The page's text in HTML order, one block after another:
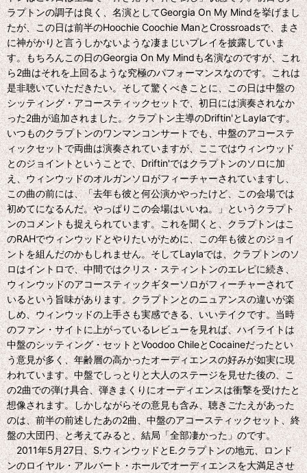
ラプトンの調子は良く、名演としてGeorgia On My Mindを挙げまし
たが、この日は前半のHoochie Coochie ManとCrossroadsで、まさ
に神がかりと言うしかないような凄まじいプレイを披露していま
す。もちろんこの日のGeorgia On My Mindも名演なのですが、これ
ら2曲はそれを上回るような究極のパフォーマンスなのです。これは
是非聴いていただきたい。そして驚くべきことに、この日は中盤の
シッティング・アコースティックセットで、初日には演奏されなか
った2曲が追加されました。クラプトン主導のDriftin'とLaylaです。
いつものクラプトンのワンマンコンサートでも、中盤のアコーステ
ィックセットで両曲は演奏されていますが、ここではウィンウッド
とのジョイントということで、Driftin'ではクラプトンのソロに加
え、ウィンウッドのオルガンソロがフィーチャーされていますし、
この曲の前には、「去年も彼と何公演かやったけど、この会場では
初めてになるんだ。やっぱりこの会場はいいね。」というクラプト
ンのコメントも捉えられています。これを聞くと、クラプトンはこ
のRAHでウィンウッドとやりたいがために、この年も彼とのジョイ
ントを組んだのかもしれません。そしてLaylaでは、クラプトンのソ
ロはイントロで、中間ではクリス・スティントンのエレピに続き、
ウィンウッドのアコースティックギターソロがフィーチャーされて
いるという旨味があります。クラプトンとのニュアンスの違いが楽
しめ、ウィンウッドの上手さも実感できる、いいテイクです。当時
のファン・サイトに上がっているレビューを見れば、ハイライトは
中盤のシッティング・セットとVoodoo ChileとCocaineだったとい
う意見が多く、年齢層の高かったオーディエンスの好みが如実に現
われています。中盤でしっとりと大人のステージを見せた後の、こ
の2曲での弾け具合、弾きまくりにオーディエンスは衝撃を受けたと
想像されます。しかしながらその意見も含み、聴きごたえがあった
のは、前半の前述したあの2曲、中盤のアコースティックセット、終
盤の大団円、と考えてみると、結局「全部凄かった」のです。
2011年5月27日、S.ウィンウッドとE.クラプトンの地元、ロンド
ンのロイヤル・アルバート・ホールでオーディエンスを大満足させ